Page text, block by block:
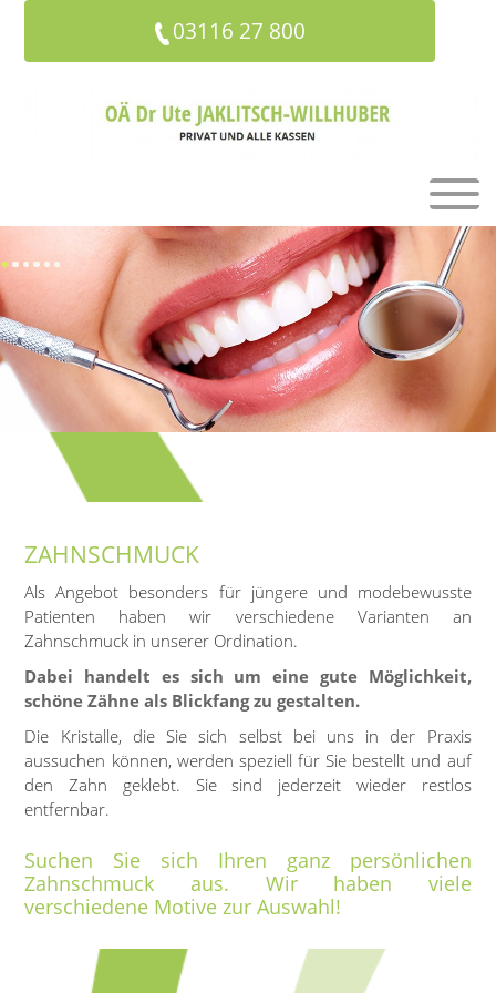
03116 27 800
ZAHNSCHMUCK
Als Angebot besonders für jüngere und modebewusste
Patienten haben wir verschiedene Varianten an
Zahnschmuck in unserer Ordination.
Dabei handelt es sich um eine gute Möglichkeit,
schöne Zähne als Blickfang zu gestalten.
Die Kristalle, die Sie sich selbst bei uns in der Praxis
aussuchen können, werden speziell für Sie bestellt und auf
den Zahn geklebt. Sie sind jederzeit wieder restlos
entfernbar.
Suchen Sie sich Ihren ganz persönlichen
Zahnschmuck aus. Wir haben viele
verschiedene Motive zur Auswahl!